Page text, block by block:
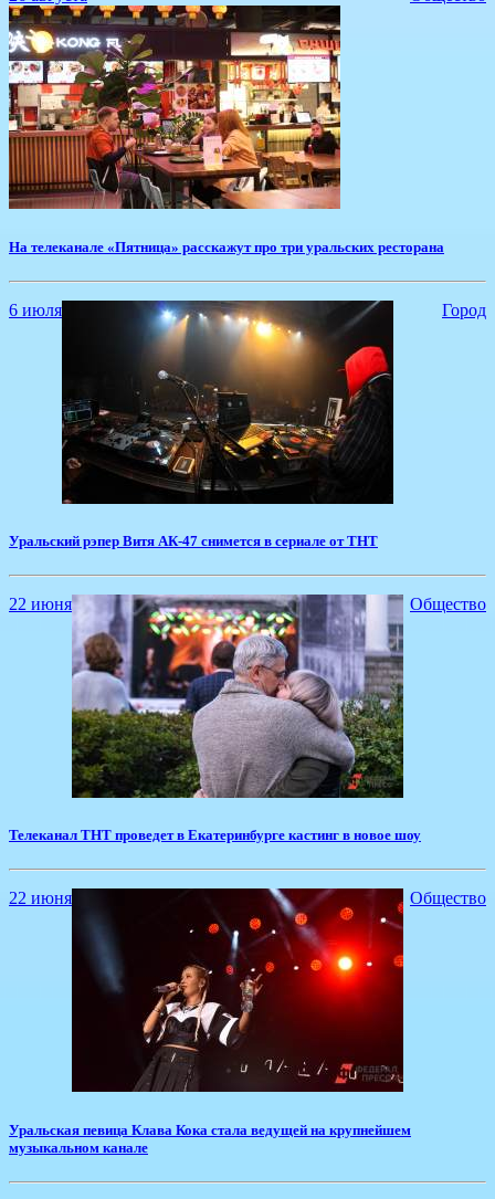
На телеканале «Пятница» расскажут про три уральских ресторана
6 июля Город
Уральский рэпер Витя АК-47 снимется в сериале от ТНТ
22 июня Общество
Телеканал ТНТ проведет в Екатеринбурге кастинг в новое шоу
22 июня Общество
Уральская певица Клава Кока стала ведущей на крупнейшем
музыкальном канале